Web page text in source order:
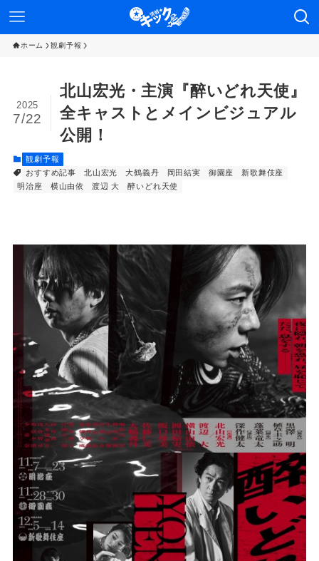
ホーム 観劇予報
北山宏光・主演『醉いどれ天使』
全キャストとメインビジュアル
公開！
2025
7/22
観劇予報
おすすめ記事
北山宏光 大鶴義丹 岡田結実 御園座
新歌舞伎座
明治座
横山由依 渡辺 大 醉いどれ天使